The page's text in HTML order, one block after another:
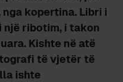
kopertina. Libri i
një ribotim, i takon
Kishte në atë
të vjetër të
ishte